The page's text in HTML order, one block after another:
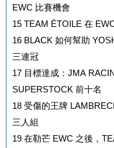
EWC 比賽機會
15 TEAM ÉTOILE 在
16 BLACK 如何幫助
三連冠
17 目標達成：JMA
SUPERSTOCK 前十名
18 受傷的王牌
三人組
19 在勒芒 EWC 之後，